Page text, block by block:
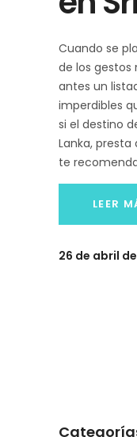
Cuando se
de los
antes un
imperdibles
si el destino
Lanka,
te
LEER
26 de abril